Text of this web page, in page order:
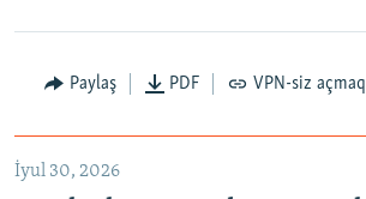
Paylaş PDF VPN-siz açmaq
İyul 30, 2026